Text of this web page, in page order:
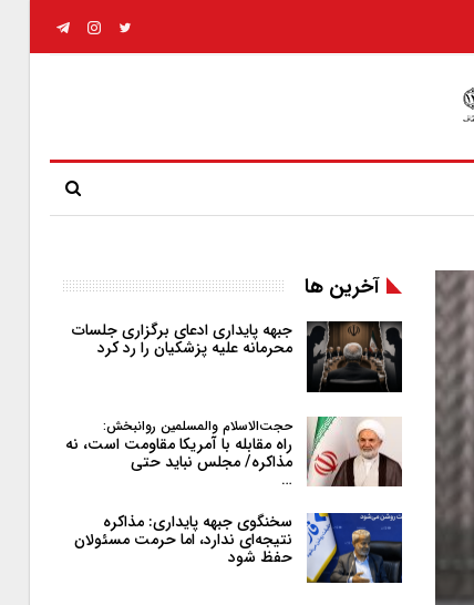
آخرین ها
جبهه پایداری ادعای برگزاری جلسات
محرمانه علیه پزشکیان را رد کرد
حجت‌الاسلام والمسلمین روانبخش:
راه مقابله با آمریکا مقاومت است، نه
مذاکره/ مجلس نباید حتی
…
سخنگوی جبهه پایداری: مذاکره
نتیجه‌ای ندارد، اما حرمت مسئولان
حفظ شود